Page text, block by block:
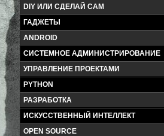
DIY ИЛИ СДЕЛАЙ САМ
ГАДЖЕТЫ
ANDROID
СИСТЕМНОЕ АДМИНИСТРИРОВАНИЕ
УПРАВЛЕНИЕ ПРОЕКТАМИ
PYTHON
РАЗРАБОТКА
ИСКУССТВЕННЫЙ ИНТЕЛЛЕКТ
OPEN SOURCE